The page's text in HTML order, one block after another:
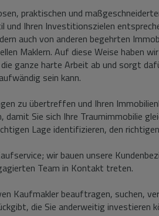
praktischen und
und Ihren Investitionszielen
auch von anderen begehrten
Maklern. Auf diese Weise haben
ganze harte Arbeit ab und sorgt
sein kann.
zu übertreffen und Ihren
damit Sie sich Ihre Traumimmobilie
Lage identifizieren, den
wir bauen unsere
Team in Kontakt treten.
Kaufmakler beauftragen, suchen,
die Sie anderweitig investieren